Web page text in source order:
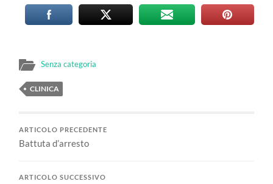
Senza categoria
CLINICA
ARTICOLO PRECEDENTE
Battuta d’arresto
ARTICOLO SUCCESSIVO